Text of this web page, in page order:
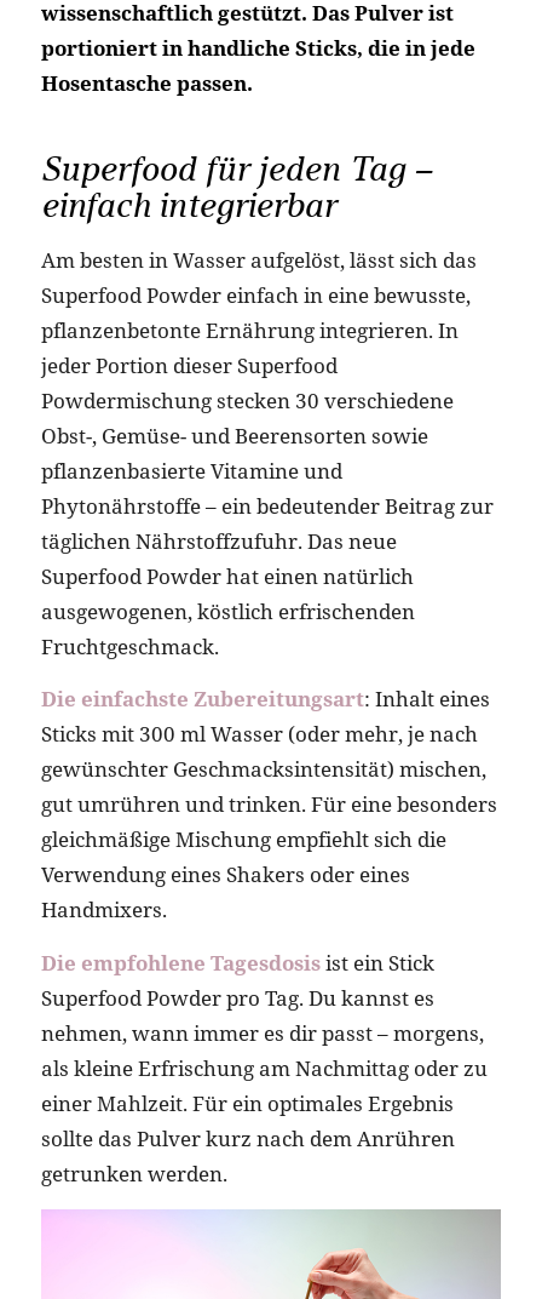
wissenschaftlich gestützt. Das Pulver ist
portioniert in handliche Sticks, die in jede
Hosentasche passen.
Superfood für jeden Tag –
einfach integrierbar
Am besten in Wasser aufgelöst, lässt sich das
Superfood Powder einfach in eine bewusste,
pflanzenbetonte Ernährung integrieren. In
jeder Portion dieser Superfood
Powdermischung stecken 30 verschiedene
Obst-, Gemüse- und Beerensorten sowie
pflanzenbasierte Vitamine und
Phytonährstoffe – ein bedeutender Beitrag zur
täglichen Nährstoffzufuhr. Das neue
Superfood Powder hat einen natürlich
ausgewogenen, köstlich erfrischenden
Fruchtgeschmack.
Die einfachste Zubereitungsart: Inhalt eines
Sticks mit 300 ml Wasser (oder mehr, je nach
gewünschter Geschmacksintensität) mischen,
gut umrühren und trinken. Für eine besonders
gleichmäßige Mischung empfiehlt sich die
Verwendung eines Shakers oder eines
Handmixers.
Die empfohlene Tagesdosisist ein Stick
Superfood Powder pro Tag. Du kannst es
nehmen, wann immer es dir passt – morgens,
als kleine Erfrischung am Nachmittag oder zu
einer Mahlzeit. Für ein optimales Ergebnis
sollte das Pulver kurz nach dem Anrühren
getrunken werden.